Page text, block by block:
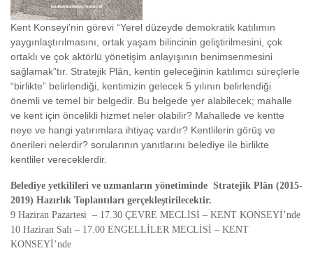
Kent Konseyi’nin görevi “Yerel düzeyde demokratik katılımın
yaygınlaştırılmasını, ortak yaşam bilincinin geliştirilmesini, çok
ortaklı ve çok aktörlü yönetişim anlayışının benimsenmesini
sağlamak”tır. Stratejik Plân,
kentin geleceğinin katılımcı süreçlerle
“birlikte” belirlendiği, kentimizin gelecek 5 yılının belirlendiği
önemli ve temel bir belgedir. Bu belgede yer alabilecek; mahalle
ve kent için öncelikli hizmet neler olabilir? Mahallede ve kentte
neye ve hangi yatırımlara ihtiyaç vardır? Kentlilerin görüş ve
önerileri nelerdir? sorularının yanıtlarını belediye ile birlikte
kentliler vereceklerdir.
Belediye yetkilileri ve uzmanların yönetiminde Stratejik Plân (2015-
2019) Hazırlık Toplantıları gerçekleştirilecektir.
9 Haziran Pazartesi – 17.30 ÇEVRE MECLİSİ – KENT KONSEYİ’nde
10 Haziran Salı – 17.00 ENGELLİLER MECLİSİ – KENT
KONSEYİ’nde